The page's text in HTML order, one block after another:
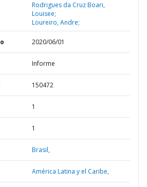
Rodrigues da Cruz Boari,
Louisee;
Loureiro, Andre;
2020/06/01
Informe
150472
1
1
Brasil,
América Latina y el Caribe,